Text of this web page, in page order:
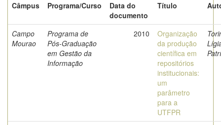
Câmpus
Programa/Curso
Data do
documento
Título
Campo
Mourao
Programa de
Pós-Graduação
em Gestão da
Informação
2010
Organização
da produção
científica em
repositórios
institucionais:
um
parâmetro
para a
UTFPR